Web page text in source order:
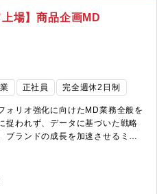
ョンが基本となります。■会社紹
watch?v=wgpr_kjtVJU【入社後の
とともに同社及び業務の理解を深
2名※20代～30代の方が中心の組
に 一部副業・兼業を許可しており
化・EC拡大・サプライチェーン高
を加速しています。■ブランド価値
産による高品質な靴下を軸に、
推進。単なる日用品ではな
路拡大国内の最適立地への出店戦
上場】商品企画MD
正社員 完全週休2日制
ォリオ強化に向けたMD業務全般を
捉われず、データに基づいた戦略
ブランドの成長を加速させるミッ
ヒット商品創出に向けたディレク
数値管理、利益最大化、売上・仕
値下率、在庫回転率の管理および